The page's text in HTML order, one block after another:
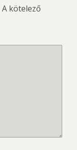
A kötelező